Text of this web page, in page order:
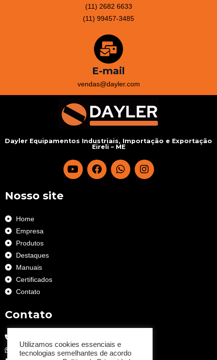
(11) 2682 6633
(11) 99457-3485
E-mail
vendas@dayler.com
Dayler Equipamentos Industriais, Importação e Exportação
Eireli – ME
Nosso site
Home
Empresa
Produtos
Destaques
Manuais
Certificados
Contato
Contato
(11) 99457-3485
Utilizamos cookies essenciais e
tecnologias semelhantes de acordo